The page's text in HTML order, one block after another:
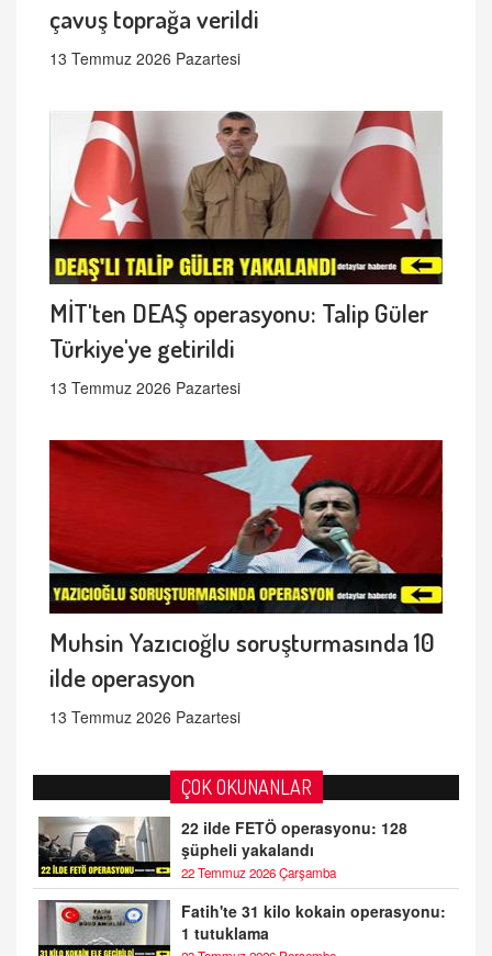
çavuş toprağa verildi
13 Temmuz 2026 Pazartesi
MİT'ten DEAŞ operasyonu: Talip Güler
Türkiye'ye getirildi
13 Temmuz 2026 Pazartesi
Muhsin Yazıcıoğlu soruşturmasında 10
ilde operasyon
13 Temmuz 2026 Pazartesi
ÇOK OKUNANLAR
22 ilde FETÖ operasyonu: 128
şüpheli yakalandı
22 Temmuz 2026 Çarşamba
Fatih'te 31 kilo kokain operasyonu:
1 tutuklama